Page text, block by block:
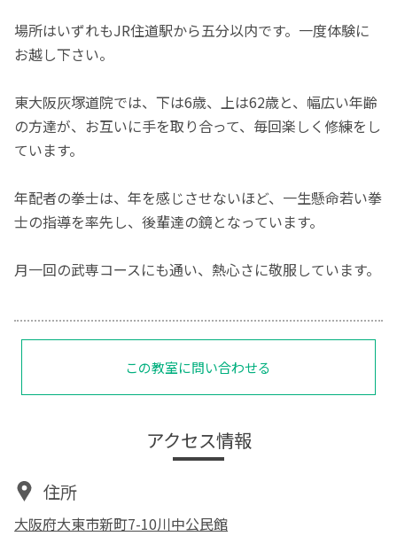
場所はいずれもJR住道駅から五分以内です。一度体験に
お越し下さい。
東大阪灰塚道院では、下は6歳、上は62歳と、幅広い年齢
の方達が、お互いに手を取り合って、毎回楽しく修練をし
ています。
年配者の拳士は、年を感じさせないほど、一生懸命若い拳
士の指導を率先し、後輩達の鏡となっています。
月一回の武専コースにも通い、熱心さに敬服しています。
この教室に問い合わせる
アクセス情報
住所
大阪府大東市新町7-10川中公民館